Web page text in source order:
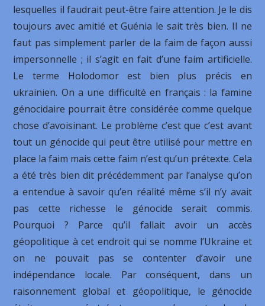
lesquelles il faudrait peut-être faire attention. Je le dis
toujours avec amitié et Guénia le sait très bien. Il ne
faut pas simplement parler de la faim de façon aussi
impersonnelle ; il s’agit en fait d’une faim artificielle.
Le terme Holodomor est bien plus précis en
ukrainien. On a une difficulté en français : la famine
génocidaire pourrait être considérée comme quelque
chose d’avoisinant. Le problème c’est que c’est avant
tout un génocide qui peut être utilisé pour mettre en
place la faim mais cette faim n’est qu’un prétexte. Cela
a été très bien dit précédemment par l’analyse qu’on
a entendue à savoir qu’en réalité même s’il n’y avait
pas cette richesse le génocide serait commis.
Pourquoi ? Parce qu’il fallait avoir un accès
géopolitique à cet endroit qui se nomme l’Ukraine et
on ne pouvait pas se contenter d’avoir une
indépendance locale. Par conséquent, dans un
raisonnement global et géopolitique, le génocide